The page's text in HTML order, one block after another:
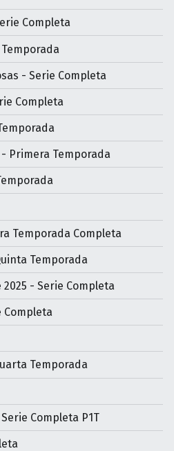
Completa
- Serie Completa
Completa
Primera Temporada
Temporada Completa
Temporada
- Serie Completa
Completa
Temporada
Completa P1T